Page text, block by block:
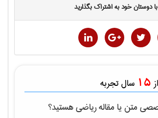
دوستان خود به اشتراک بگذارید
15 سال تجربه
متن یا مقالهرياضیهستید؟